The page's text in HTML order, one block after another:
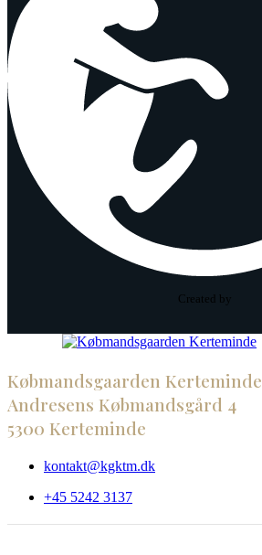
Created by
Købmandsgaarden Kerteminde
Andresens Købmandsgård 4
5300 Kerteminde
kontakt@kgktm.dk
+45 5242 3137